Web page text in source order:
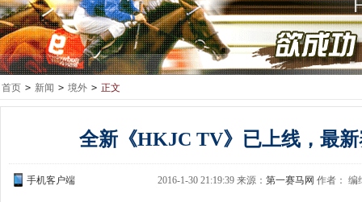
首页 > 新闻 > 境外 > 正文
全新《HKJC TV》已上线，最
手机客户端 2016-1-30 21:19:39 来源： 第一赛马网 作者： 编